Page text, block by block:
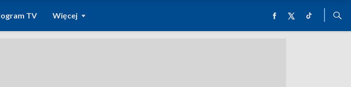
TV Więcej